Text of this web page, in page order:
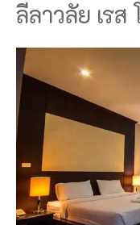
ลีลาวลัย เรส